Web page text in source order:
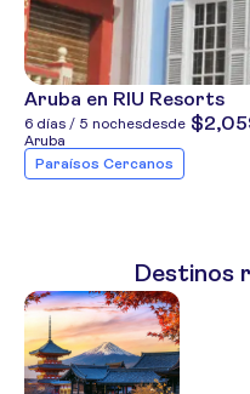
Aruba en RIU Resorts
6 días / 5 nochesdesde
Aruba
Paraísos Cercanos
Destinos